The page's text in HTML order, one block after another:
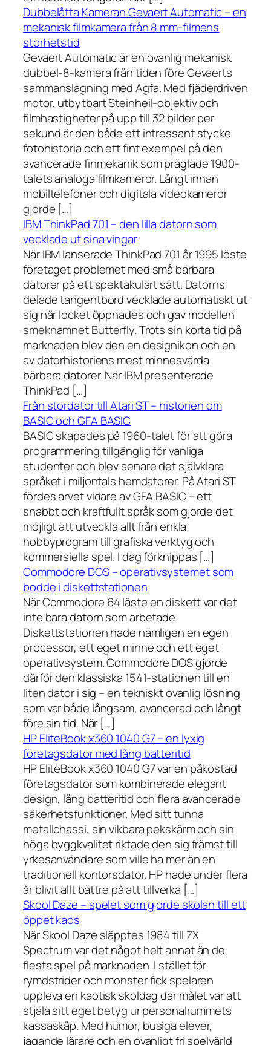
Dubbelåtta Kameran Gevaert Automatic – en
mekanisk filmkamera från 8 mm-filmens
storhetstid
Gevaert Automatic är en ovanlig mekanisk
dubbel-8-kamera från tiden före Gevaerts
sammanslagning med Agfa. Med fjäderdriven
motor, utbytbart Steinheil-objektiv och
filmhastigheter på upp till 32 bilder per
sekund är den både ett intressant stycke
fotohistoria och ett fint exempel på den
avancerade finmekanik som präglade 1900-
talets analoga filmkameror. Långt innan
mobiltelefoner och digitala videokameror
gjorde […]
IBM ThinkPad 701 – den lilla datorn som
vecklade ut sina vingar
När IBM lanserade ThinkPad 701 år 1995 löste
företaget problemet med små bärbara
datorer på ett spektakulärt sätt. Datorns
delade tangentbord vecklade automatiskt ut
sig när locket öppnades och gav modellen
smeknamnet Butterfly. Trots sin korta tid på
marknaden blev den en designikon och en
av datorhistoriens mest minnesvärda
bärbara datorer. När IBM presenterade
ThinkPad […]
Från stordator till Atari ST – historien om
BASIC och GFA BASIC
BASIC skapades på 1960-talet för att göra
programmering tillgänglig för vanliga
studenter och blev senare det självklara
språket i miljontals hemdatorer. På Atari ST
fördes arvet vidare av GFA BASIC – ett
snabbt och kraftfullt språk som gjorde det
möjligt att utveckla allt från enkla
hobbyprogram till grafiska verktyg och
kommersiella spel. I dag förknippas […]
Commodore DOS – operativsystemet som
bodde i diskettstationen
När Commodore 64 läste en diskett var det
inte bara datorn som arbetade.
Diskettstationen hade nämligen en egen
processor, ett eget minne och ett eget
operativsystem. Commodore DOS gjorde
därför den klassiska 1541-stationen till en
liten dator i sig – en tekniskt ovanlig lösning
som var både långsam, avancerad och långt
före sin tid. När […]
HP EliteBook x360 1040 G7 – en lyxig
företagsdator med lång batteritid
HP EliteBook x360 1040 G7 var en påkostad
företagsdator som kombinerade elegant
design, lång batteritid och flera avancerade
säkerhetsfunktioner. Med sitt tunna
metallchassi, sin vikbara pekskärm och sin
höga byggkvalitet riktade den sig främst till
yrkesanvändare som ville ha mer än en
traditionell kontorsdator. HP hade under flera
år blivit allt bättre på att tillverka […]
Skool Daze – spelet som gjorde skolan till ett
öppet kaos
När Skool Daze släpptes 1984 till ZX
Spectrum var det något helt annat än de
flesta spel på marknaden. I stället för
rymdstrider och monster fick spelaren
uppleva en kaotisk skoldag där målet var att
stjäla sitt eget betyg ur personalrummets
kassaskåp. Med humor, busiga elever,
jagande lärare och en ovanligt fri spelvärld